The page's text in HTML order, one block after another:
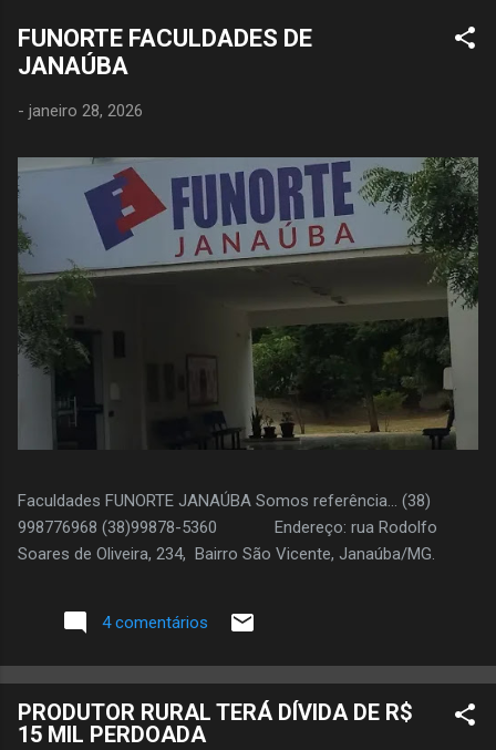
FUNORTE FACULDADES DE
JANAÚBA
- janeiro 28, 2026
Faculdades FUNORTE JANAÚBA Somos referência... (38)
998776968 (38)99878-5360 Endereço: rua Rodolfo
Soares de Oliveira, 234, Bairro São Vicente, Janaúba/MG.
4 comentários
PRODUTOR RURAL TERÁ DÍVIDA DE R$
15 MIL PERDOADA